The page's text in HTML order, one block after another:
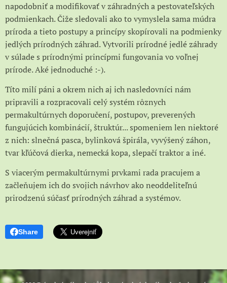
napodobniť a modifikovať v záhradných a pestovateľských
podmienkach. Čiže sledovali ako to vymyslela sama múdra
príroda a tieto postupy a princípy skopírovali na podmienky
jedlých prírodných záhrad. Vytvorili prírodné jedlé záhrady
v súlade s prírodnými princípmi fungovania vo voľnej
prírode. Aké jednoduché :-).
Títo milí páni a okrem nich aj ich nasledovníci nám
pripravili a rozpracovali celý systém rôznych
permakultúrnych doporučení, postupov, preverených
fungujúcich kombinácií, štruktúr... spomeniem len niektoré
z nich: slnečná pasca, bylinková špirála, vyvýšený záhon,
tvar kľúčová dierka, nemecká kopa, slepačí traktor a iné.
S viacerým permakultúrnymi prvkami rada pracujem a
začleňujem ich do svojich návrhov ako neoddeliteľnú
prirodzenú súčasť prírodných záhrad a systémov.
Share